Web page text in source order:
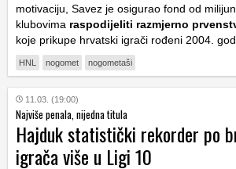
motivaciju, Savez je osigurao fond od
klubovima raspodijeliti razmjerno
koje prikupe hrvatski igrači rođeni 2004.
HNL nogomet nogometaši
11.03. (19:00)
Najviše penala, nijedna titula
Hajduk statistički rekorder po
igrača više u Ligi 10